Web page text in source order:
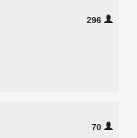
296
70